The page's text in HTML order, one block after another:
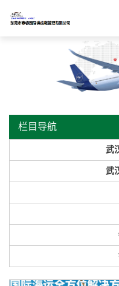
栏目导航
武
武